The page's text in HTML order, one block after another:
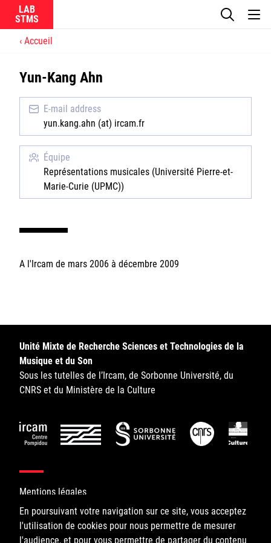
LAB
Ircam
CNRS
Rester informé
Offres d'emplois/stages
La recherche
Actualités
Équipes
Accueil
Yun-Kang Ahn
E-mail address
yun.kang.ahn (at) ircam.fr
Équipe
Représentations musicales (Université Pierre-et-
Marie-Curie (UPMC))
A l'Ircam de mars 2006 à décembre 2009
En poursuivant votre navigation sur ce site, vous acceptez
l'utilisation de cookies pour nous permettre de mesurer
l'audience, et pour vous permettre de partager du contenu
Unité Mixte de Recherche Sciences et Technologies de la
Musique et du Son
Sous les tutelles de l’Ircam, de Sorbonne Université, du
CNRS et du Ministère de la Culture
Mentions légales
©IRCAM, 2026. All Rights Reserved.